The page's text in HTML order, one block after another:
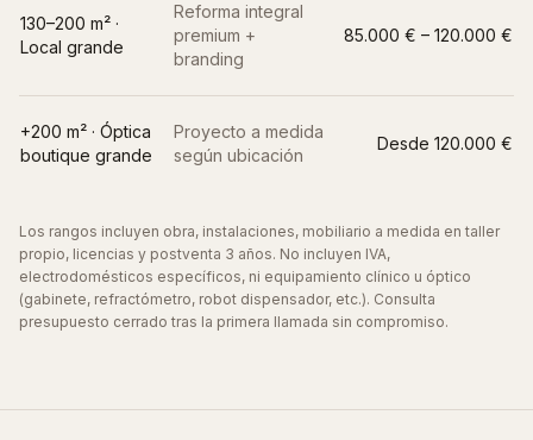
130–200 m² ·
Local grande
Reforma integral
premium +
branding
85.000 € – 120.000 €
+200 m² · Óptica
boutique grande
Proyecto a medida
según ubicación
Desde 120.000 €
Los rangos incluyen obra, instalaciones, mobiliario a medida en taller
propio, licencias y postventa 3 años. No incluyen IVA,
electrodomésticos específicos, ni equipamiento clínico u óptico
(gabinete, refractómetro, robot dispensador, etc.). Consulta
presupuesto cerrado tras la primera llamada sin compromiso.